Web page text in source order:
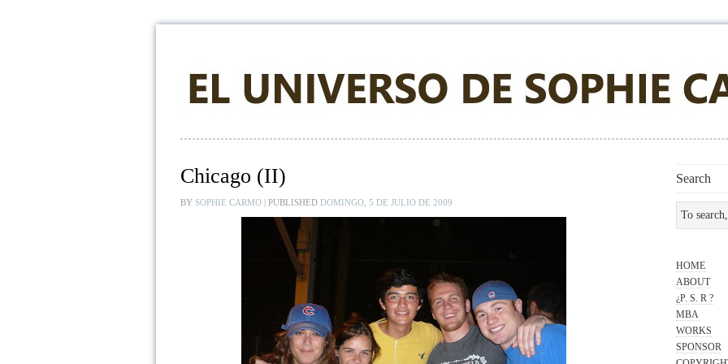
Chicago (II)
BY SOPHIE CARMO | PUBLISHED DOMINGO, 5 DE JULIO DE 2009
Search
HOME
ABOUT
¿P. S. R ?
MBA
WORKS
SPONSOR